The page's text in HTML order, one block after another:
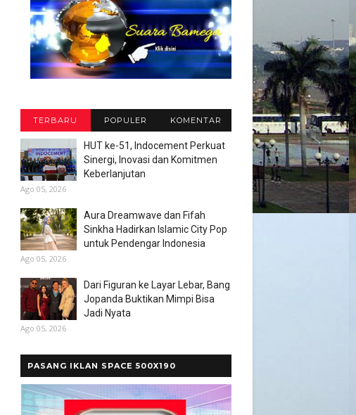
TERBARU POPULER KOMENTAR
HUT ke-51, Indocement Perkuat
Sinergi, Inovasi dan Komitmen
Keberlanjutan
Ago 05, 2026
Aura Dreamwave dan Fifah
Sinkha Hadirkan Islamic City Pop
untuk Pendengar Indonesia
Ago 05, 2026
Dari Figuran ke Layar Lebar, Bang
Jopanda Buktikan Mimpi Bisa
Jadi Nyata
Ago 05, 2026
PASANG IKLAN SPACE 500X190